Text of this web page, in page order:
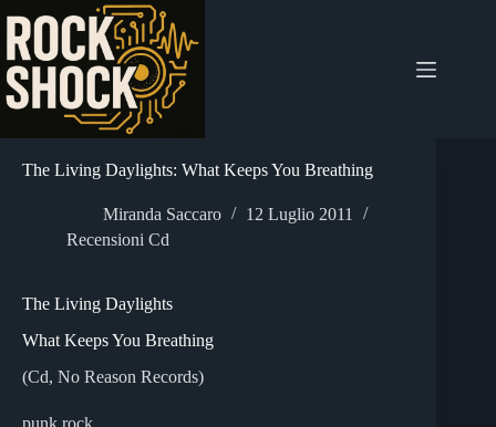
contenuto
The Living Daylights: What Keeps You Breathing
Miranda Saccaro
12 Luglio 2011
Recensioni Cd
The Living Daylights
What Keeps You Breathing
(Cd, No Reason Records)
punk rock